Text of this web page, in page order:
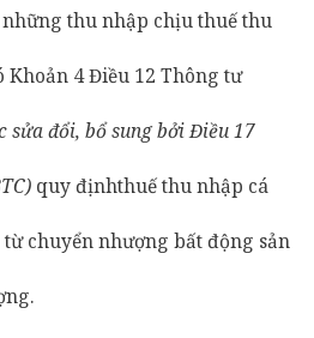
thu nhập chịu thuế thu
Khoản 4 Điều 12 Thông tư
sửa đổi, bổ sung bởi Điều 17
quy địnhthuế thu nhập cá
chuyển nhượng bất động sản